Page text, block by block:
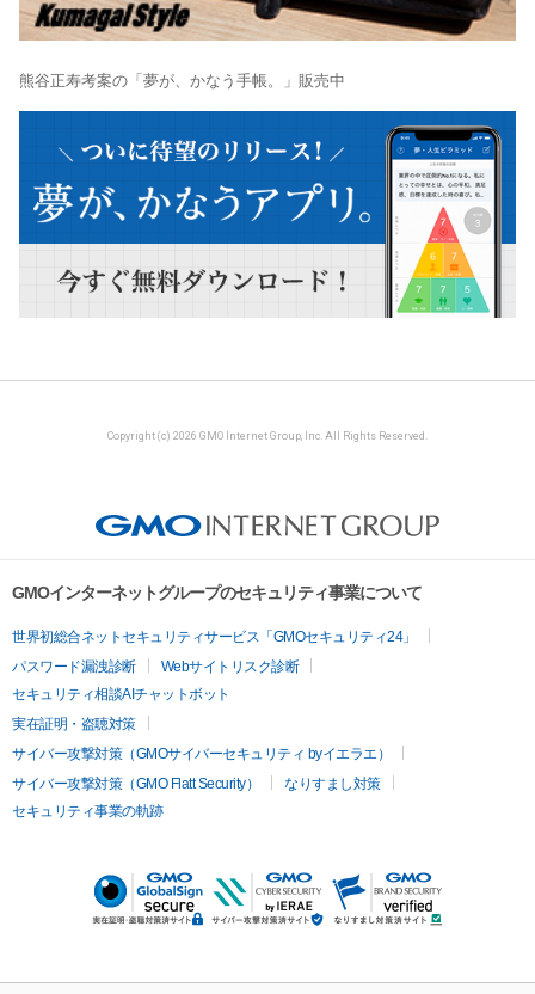
熊谷正寿考案の「夢が、かなう手帳。」販売中
Copyright (c) 2026 GMO Internet Group, Inc. All Rights Reserved.
GMOインターネットグループのセキュリティ事業について
世界初総合ネットセキュリティサービス「GMOセキュリティ24」
パスワード漏洩診断
Webサイトリスク診断
セキュリティ相談AIチャットボット
実在証明・盗聴対策
サイバー攻撃対策（GMOサイバーセキュリティ byイエラエ）
サイバー攻撃対策（GMO Flatt Security）
なりすまし対策
セキュリティ事業の軌跡